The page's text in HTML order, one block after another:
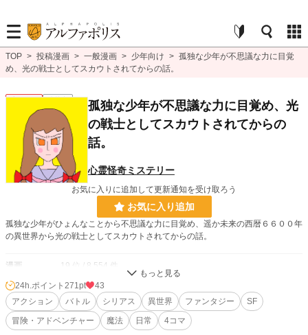
TOP > 投稿漫画 > 一般漫画 > 少年向け > 孤独な少年が不思議な力に目覚
め、光の戦士としてスカウトされてからの話。
少年向け 連載中
孤独な少年が不思議な力に目覚め、光
の戦士としてスカウトされてからの
話。
心霊怪奇ミステリー
お気に入りに追加して更新通知を受け取ろう
お気に入り追加
孤独な少年がひょんなことから不思議な力に目覚め、遥か未来の西暦６６００年
の異世界から光の戦士としてスカウトされてからの話。
漫画 19 位 / 8,554 件
少年向け 5 位 / 2,488 件
お気に入り 8
24h.ポイント 271pt
43
アクション
バトル シリアス 異世界 ファンタジー
SF
冒険・アドベンチャー
魔法 日常 4コマ